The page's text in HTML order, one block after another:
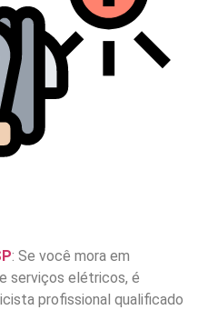
: Se você mora em
serviços elétricos, é
profissional qualificado